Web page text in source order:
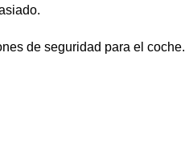
de seguridad para el coche.